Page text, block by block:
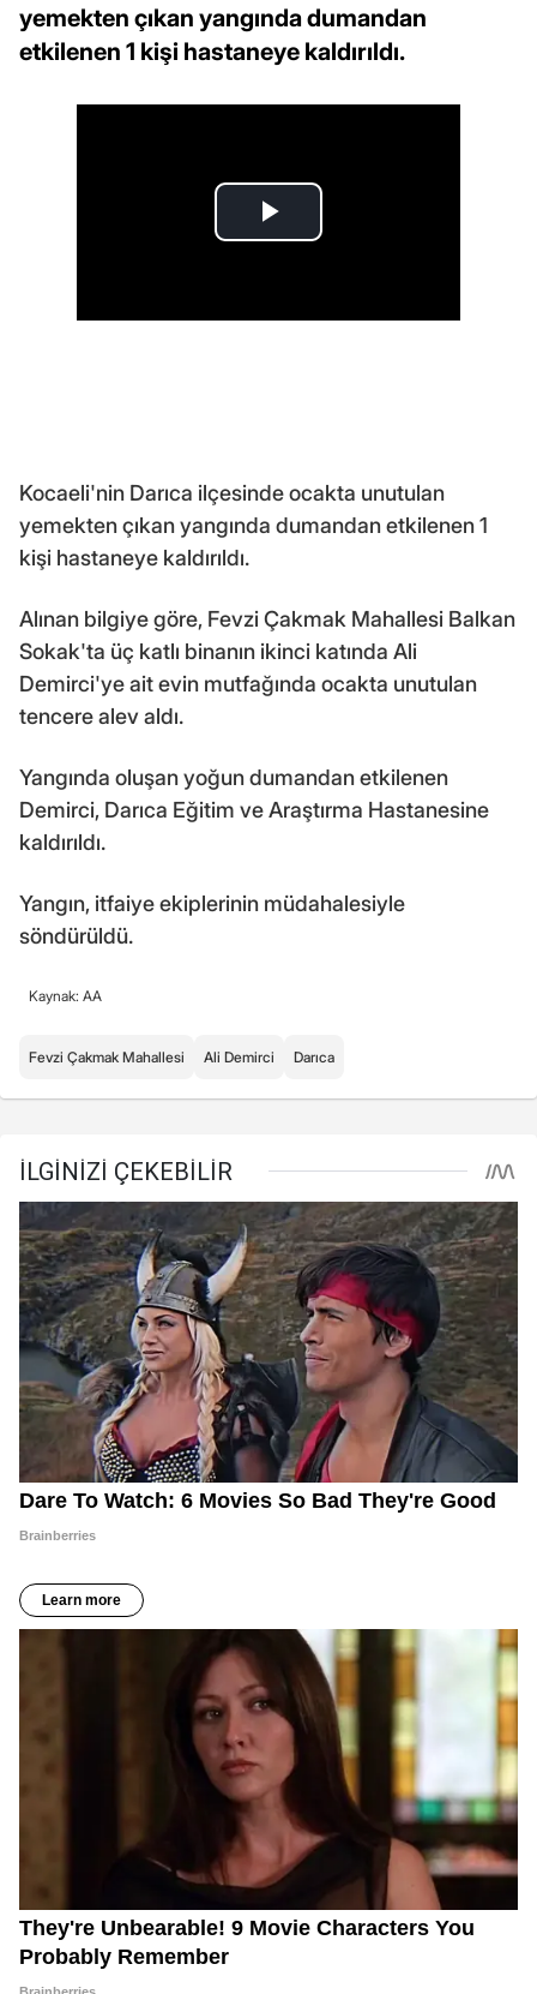
yemekten çıkan yangında dumandan
etkilenen 1 kişi hastaneye kaldırıldı.
Kocaeli'nin Darıca ilçesinde ocakta unutulan
yemekten çıkan yangında dumandan etkilenen 1
kişi hastaneye kaldırıldı.
Alınan bilgiye göre, Fevzi Çakmak Mahallesi Balkan
Sokak'ta üç katlı binanın ikinci katında Ali
Demirci'ye ait evin mutfağında ocakta unutulan
tencere alev aldı.
Yangında oluşan yoğun dumandan etkilenen
Demirci, Darıca Eğitim ve Araştırma Hastanesine
kaldırıldı.
Yangın, itfaiye ekiplerinin müdahalesiyle
söndürüldü.
Kaynak: AA
Fevzi Çakmak Mahallesi Ali Demirci Darıca